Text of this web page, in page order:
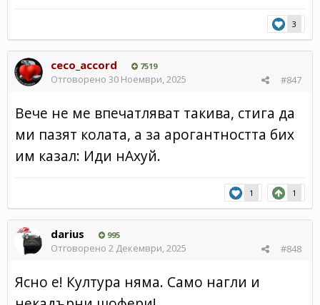
3
ceco_accord 7519
#847
Отговорено 30 Ноември, 2025
Вече не ме впечатляват такива, стига да
ми пазят колата, а за арогантността бих
им казал: Иди нАхуй.
1 1
darius 995
#848
Отговорено 2 Декември, 2025
Ясно е! Култура няма. Само нагли и